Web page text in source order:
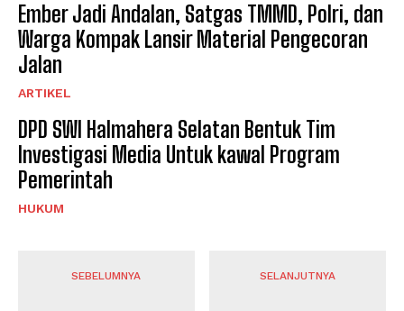
Ember Jadi Andalan, Satgas TMMD, Polri, dan
Warga Kompak Lansir Material Pengecoran
Jalan
ARTIKEL
DPD SWI Halmahera Selatan Bentuk Tim
Investigasi Media Untuk kawal Program
Pemerintah
HUKUM
SEBELUMNYA SELANJUTNYA